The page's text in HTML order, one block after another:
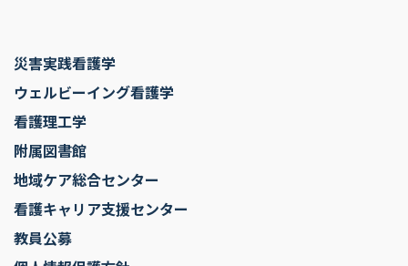
災害実践看護学
ウェルビーイング看護学
看護理工学
附属図書館
地域ケア総合センター
看護キャリア支援センター
教員公募